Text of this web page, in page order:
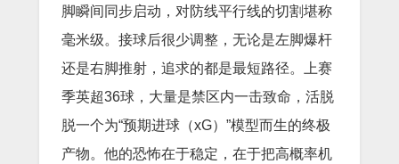
脚瞬间同步启动，对防线平行线的切割堪称
毫米级。接球后很少调整，无论是左脚爆杆
还是右脚推射，追求的都是最短路径。上赛
季英超36球，大量是禁区内一击致命，活脱
脱一个为“预期进球（xG）”模型而生的终极
产物。他的恐怖在于稳定，在于把高概率机